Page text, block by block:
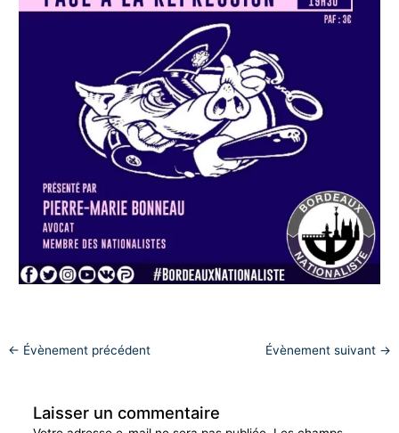
← Évènement précédent Évènement suivant →
Laisser un commentaire